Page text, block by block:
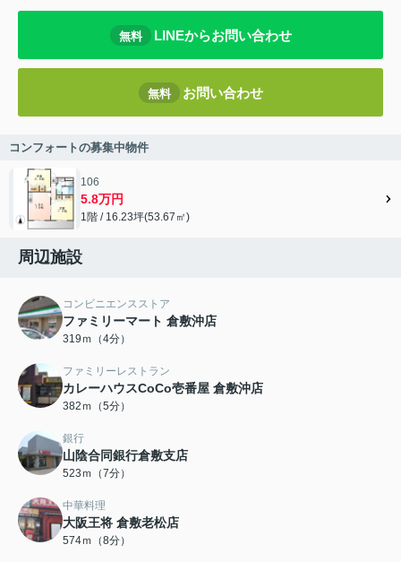
無料 LINEからお問い合わせ
無料 お問い合わせ
コンフォートの募集中物件
106
5.8万円
1階 / 16.23坪(53.67㎡)
周辺施設
コンビニエンスストア
ファミリーマート 倉敷沖店
319ｍ（4分）
ファミリーレストラン
カレーハウスCoCo壱番屋 倉敷沖店
382ｍ（5分）
銀行
山陰合同銀行倉敷支店
523ｍ（7分）
中華料理
大阪王将 倉敷老松店
574ｍ（8分）